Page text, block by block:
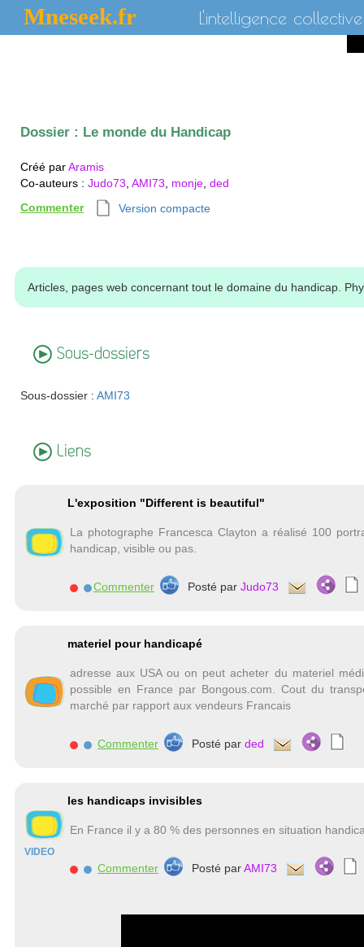
Mneseek.fr L'intelligence collective
Dossier : Le monde du Handicap
Créé parAramis
Co-auteurs : Judo73 AMI73 monje ded
Commenter
Version compacte
Articles, pages web concernant tout le domaine du handicap.
Sous-dossiers
Sous-dossier : AMI73
Liens
L'exposition "Different is beautiful"
La photographe Francesca Clayton a réalisé 100
handicap, visible ou pas.
Commenter Posté par Judo73
materiel pour handicapé
adresse aux USA ou on peut acheter du materiel
possible en France par Bongous.com. Cout du
marché par rapport aux vendeurs Francais
Commenter Posté par ded
VIDEO
les handicaps invisibles
En France il y a 80 % des personnes en situation
Commenter Posté parAMI73